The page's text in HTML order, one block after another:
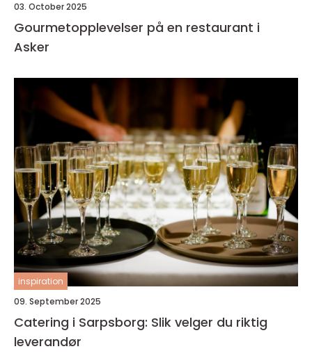
03. October 2025
Gourmetopplevelser på en restaurant i
Asker
inspiration
09. September 2025
Catering i Sarpsborg: Slik velger du riktig
leverandør